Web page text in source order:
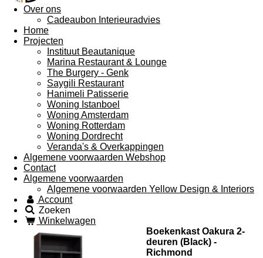
Over ons
Cadeaubon Interieuradvies
Home
Projecten
Instituut Beautanique
Marina Restaurant & Lounge
The Burgery - Genk
Saygili Restaurant
Hanimeli Patisserie
Woning Istanboel
Woning Amsterdam
Woning Rotterdam
Woning Dordrecht
Veranda's & Overkappingen
Algemene voorwaarden Webshop
Contact
Algemene voorwaarden
Algemene voorwaarden Yellow Design & Interiors
Account
Zoeken
Winkelwagen
Boekenkast Oakura 2-
deuren (Black) -
Richmond